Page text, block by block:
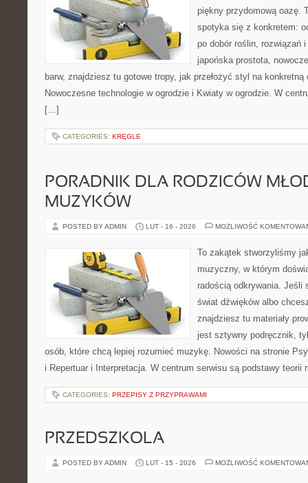
piękny przydomową oazę.
spotyka się z konkretem:
po dobór roślin, rozwiązań
japońska prostota,
barw, znajdziesz tu gotowe tropy, jak przełożyć styl na konkretną
Nowoczesne technologie w ogrodzie i Kwiaty w ogrodzie. W
[…]
CATEGORIES: KRĘGLE
PORADNIK DLA RODZICÓW
MUZYKÓW
POSTED BY ADMIN LUT - 16 - 2026 MOŻLIWOŚĆ
To zakątek stworzyliśmy
muzyczny, w którym
radością odkrywania. Jeśli
świat dźwięków albo
znajdziesz tu materiały
jest sztywny podręcznik,
osób, które chcą lepiej rozumieć muzykę. Nowości na stronie
i Repertuar i Interpretacja. W centrum serwisu są podstawy
CATEGORIES: PRZEPISY Z PRZYPRAWAMI
PRZEDSZKOLA
POSTED BY ADMIN LUT - 15 - 2026 MOŻLIWOŚĆ